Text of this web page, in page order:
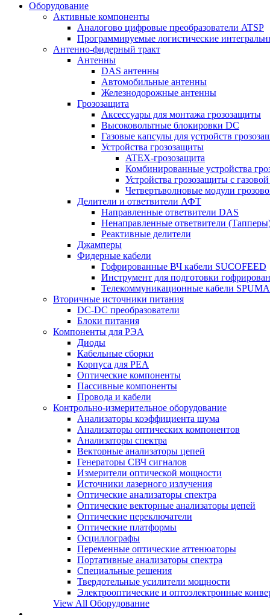
Оборудование
Активные компоненты
Аналогово цифровые преобразователи ATSP
Программируемые логистические
Антенно-фидерный тракт
Антенны
DAS антенны
Автомобильные антенны
Железнодорожные антенны
Грозозащита
Аксессуары для монтажа грозозащиты
Высоковольтные блокировки DC
Газовые капсулы для устройств
Устройства грозозащиты
ATEX-грозозащита
Комбинированные устройства
Устройства грозозащиты с
Четвертьволновые модули
Делители и ответвители АФТ
Направленные ответвители DAS
Ненаправленные ответвители
Реактивные делители
Джамперы
Фидерные кабели
Гофрированные ВЧ кабели SUCOFEED
Инструмент для подготовки
Телекоммуникационные кабели SPUMA
Вторичные источники питания
DC-DC преобразователи
Блоки питания
Компоненты для РЭА
Диоды
Кабельные сборки
Корпуса для РЕА
Оптические компоненты
Пассивные компоненты
Провода и кабели
Контрольно-измерительное оборудование
Анализаторы коэффициента шума
Анализаторы оптических компонентов
Анализаторы спектра
Векторные анализаторы цепей
Генераторы СВЧ сигналов
Измерители оптической мощности
Источники лазерного излучения
Оптические анализаторы спектра
Оптические векторные анализаторы цепей
Оптические переключатели
Оптические платформы
Осциллографы
Переменные оптические аттенюаторы
Портативные анализаторы спектра
Специальные решения
Твердотельные усилители мощности
Электрооптические и оптоэлектронные
View All Оборудование